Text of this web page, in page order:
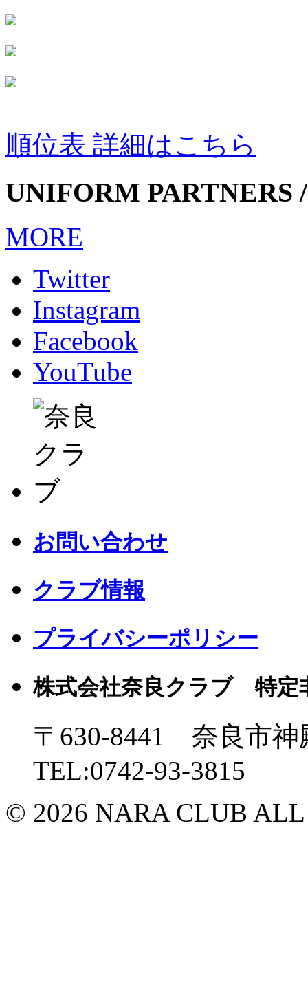
順位表 詳細はこちら
UNIFORM PARTNERS
MORE
Twitter
Instagram
Facebook
YouTube
お問い合わせ
クラブ情報
プライバシーポリシー
株式会社奈良クラブ 特定
〒630-8441 奈良市
TEL:0742-93-3815
© 2026 NARA CLUB ALL